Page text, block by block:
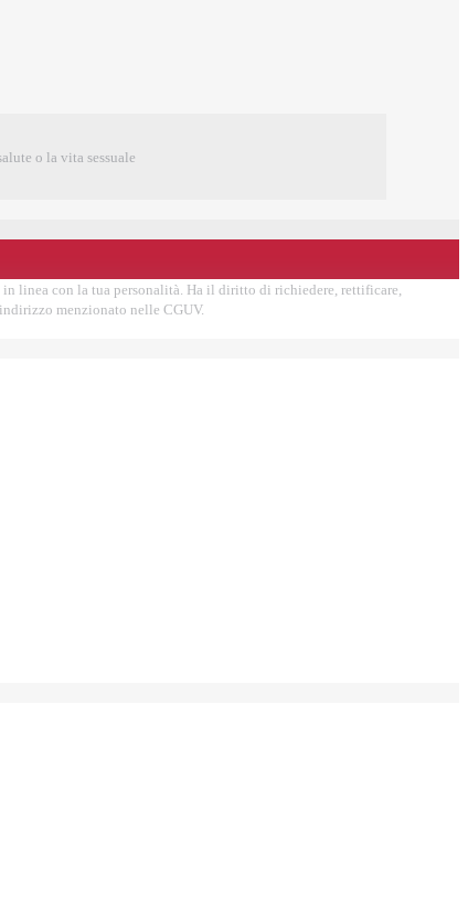
o la vita sessuale
linea con la tua personalità. Ha il diritto di richiedere, rettificare,
menzionato nelle CGUV.